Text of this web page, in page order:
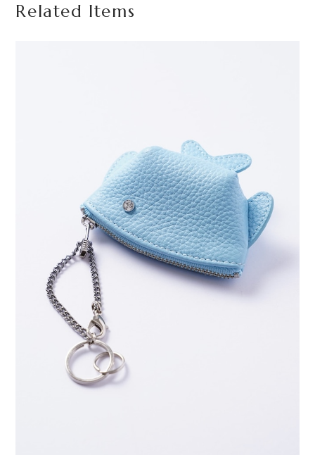
Related Items